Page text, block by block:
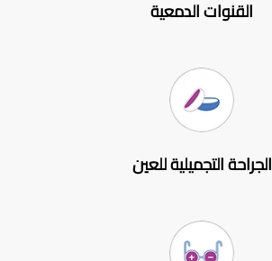
القنوات الدمعية
الجراحة التجميلية للعين